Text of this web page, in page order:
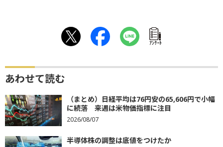
ｱﾝｹｰﾄ
あわせて読む
（まとめ）日経平均は76円安の65,606円で小幅
に続落 来週は米物価指標に注目
2026/08/07
半導体株の調整は底値をつけたか